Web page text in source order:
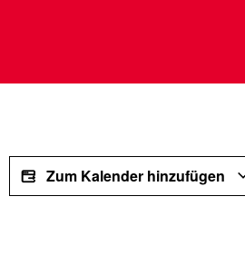
Zum Kalender hinzufügen